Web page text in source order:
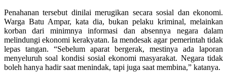
Penahanan tersebut dinilai merugikan secara sosial dan ekonomi.
Warga Batu Ampar, kata dia, bukan pelaku kriminal, melainkan
korban dari minimnya informasi dan absennya negara dalam
melindungi ekonomi kerakyatan. Ia mendesak agar pemerintah tidak
lepas tangan. “Sebelum aparat bergerak, mestinya ada laporan
menyeluruh soal kondisi sosial ekonomi masyarakat. Negara tidak
boleh hanya hadir saat menindak, tapi juga saat membina,” katanya.